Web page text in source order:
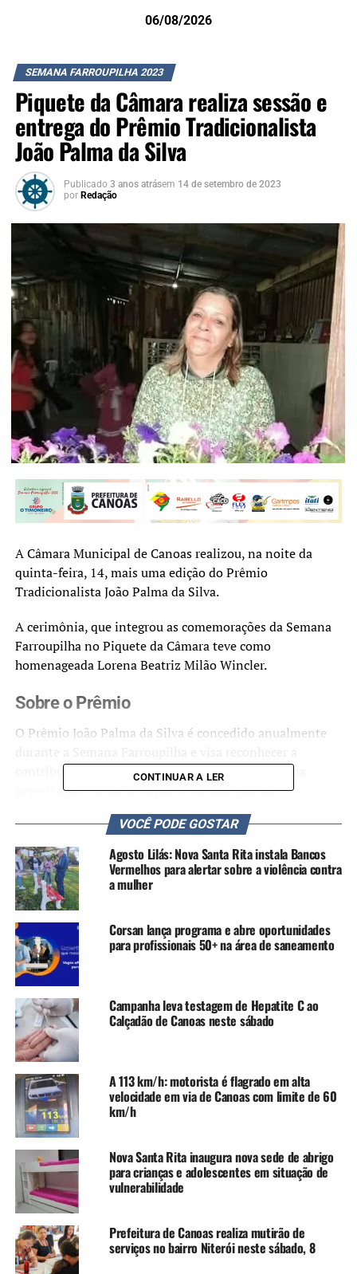
06/08/2026
SEMANA FARROUPILHA 2023
Piquete da Câmara realiza sessão e
entrega do Prêmio Tradicionalista
João Palma da Silva
Publicado 3 anos atrásem 14 de setembro de 2023
por Redação
A Câmara Municipal de Canoas realizou, na noite da
quinta-feira, 14, mais uma edição do Prêmio
Tradicionalista João Palma da Silva.
A cerimônia, que integrou as comemorações da Semana
Farroupilha no Piquete da Câmara teve como
homenageada Lorena Beatriz Milão Wincler.
Sobre o Prêmio
O Prêmio João Palma da Silva é concedido anualmente
contribuição de personalidades que se destacam na
preservação e disseminação da cultura gaúcha.
Este ano, a honra recaiu sobre Lorena Beatriz Milão
Wincler, uma cidadã canoense que dedicou grande parte
de sua vida à promoção das tradições gaúchas.
Homenageada
Lorena Beatriz Milão Wincler, natural de Canoas, nasceu
em 28 de julho de 1961. Ela é casada com Isaias Lemes
Wincler, mãe de Vinícius e Kamila, avó de três netos
(Vitórian, Enzo e Ayla) e bisavó de Thomas.
A sua jornada profissional é marcada por sua dedicação à
educação, tendo trabalhado por 33 anos na Prefeitura
Municipal de Canoas como professora e supervisora
escolar.
Possui uma licenciatura pela Universidade Luterana do
Brasil (Ulbra) e é pós-graduada em Gestão Educacional,
acumulando experiência em educação infantil, educação
especial, atendimento de biblioteca e contação de
histórias.
TÓPICOS RELACIONADOS:
CÂMARA DE VEREADORES DE CA NOAS
CANOAS
LEGISLATIVO
LORENA BEATRIZ MILÃO WINCLER
PIQUETE DA CÂMARA
CONTINUAR A LER
VOCÊ PODE GOSTAR
Agosto Lilás: Nova Santa Rita instala Bancos
Vermelhos para alertar sobre a violência contra
a mulher
Corsan lança programa e abre oportunidades
para profissionais 50+ na área de saneamento
Campanha leva testagem de Hepatite C ao
Calçadão de Canoas neste sábado
A 113 km/h: motorista é flagrado em alta
velocidade em via de Canoas com limite de 60
km/h
Nova Santa Rita inaugura nova sede de abrigo
para crianças e adolescentes em situação de
vulnerabilidade
Prefeitura de Canoas realiza mutirão de
serviços no bairro Niterói neste sábado, 8